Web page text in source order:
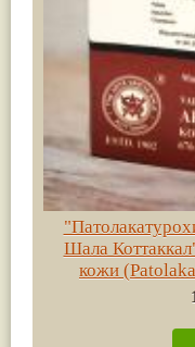
Шала
кожи